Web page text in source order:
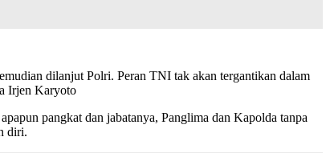
dilanjut Polri. Peran TNI tak akan tergantikan dalam
Irjen Karyoto
pangkat dan jabatanya, Panglima dan Kapolda tanpa
diri.